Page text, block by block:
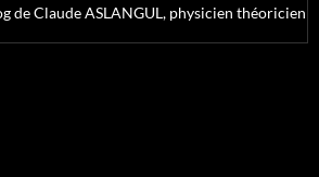
de Claude ASLANGUL, physicien théoricien